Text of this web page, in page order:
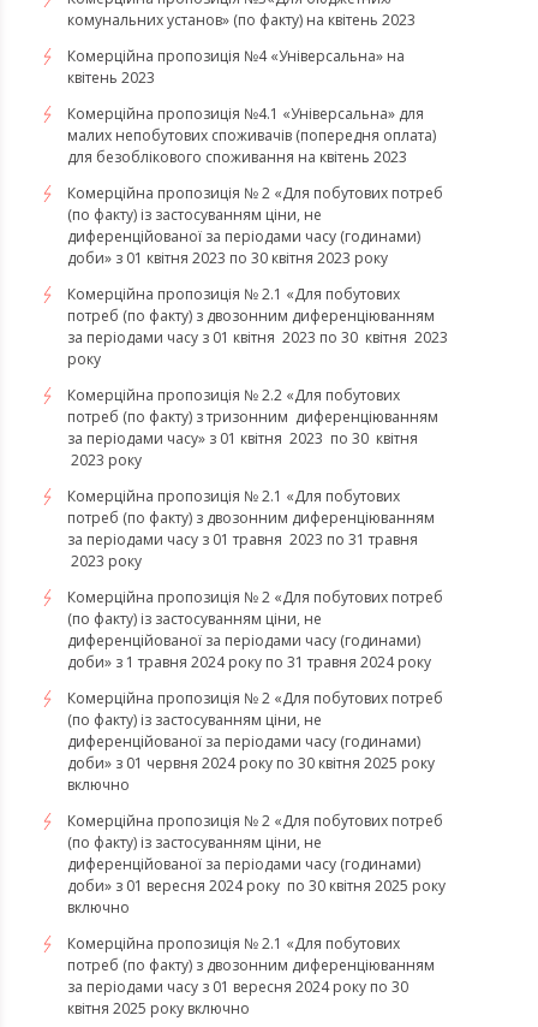
комунальних установ» (по факту) на квітень 2023
Комерційна пропозиція №4 «Універсальна» на
квітень 2023
Комерційна пропозиція №4.1 «Універсальна» для
малих непобутових споживачів (попередня оплата)
для безоблікового споживання на квітень 2023
Комерційна пропозиція № 2 «Для побутових потреб
(по факту) із застосуванням ціни, не
диференційованої за періодами часу (годинами)
доби» з 01 квітня 2023 по 30 квітня 2023 року
Комерційна пропозиція № 2.1 «Для побутових
потреб (по факту) з двозонним диференціюванням
за періодами часу з 01 квітня 2023 по 30 квітня 2023
року
Комерційна пропозиція № 2.2 «Для побутових
потреб (по факту) з тризонним диференціюванням
за періодами часу» з 01 квітня 2023 по 30 квітня
2023 року
Комерційна пропозиція № 2.1 «Для побутових
потреб (по факту) з двозонним диференціюванням
за періодами часу з 01 травня 2023 по 31 травня
2023 року
Комерційна пропозиція № 2 «Для побутових потреб
(по факту) із застосуванням ціни, не
диференційованої за періодами часу (годинами)
доби» з 1 травня 2024 року по 31 травня 2024 року
Комерційна пропозиція № 2 «Для побутових потреб
(по факту) із застосуванням ціни, не
диференційованої за періодами часу (годинами)
доби» з 01 червня 2024 року по 30 квітня 2025 року
включно
Комерційна пропозиція № 2 «Для побутових потреб
(по факту) із застосуванням ціни, не
диференційованої за періодами часу (годинами)
доби» з 01 вересня 2024 року по 30 квітня 2025 року
включно
Комерційна пропозиція № 2.1 «Для побутових
потреб (по факту) з двозонним диференціюванням
за періодами часу з 01 вересня 2024 року по 30
квітня 2025 року включно